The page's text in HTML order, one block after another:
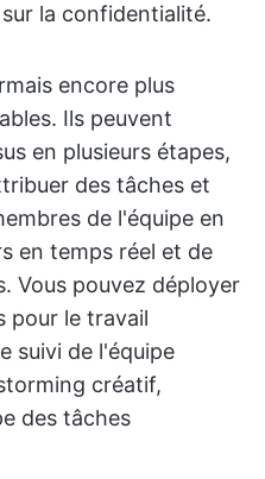
la confidentialité.
encore plus
Ils peuvent
en plusieurs étapes,
des tâches et
de l'équipe en
en temps réel et de
Vous pouvez déployer
pour le travail
suivi de l'équipe
créatif,
des tâches